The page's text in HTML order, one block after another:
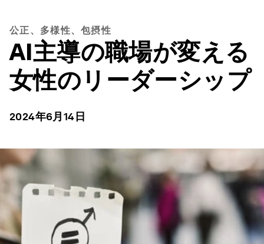
公正、多様性、包摂性
AI主導の職場が変える
女性のリーダーシップ
2024年6月14日